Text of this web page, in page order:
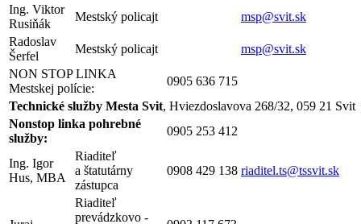
Ing. Viktor
Rusiňák
Mestský policajt
msp@svit.sk
Radoslav
Šerfel
Mestský policajt
msp@svit.sk
NON STOP LINKA
Mestskej polície:
0905 636 715
Technické služby Mesta Svit, Hviezdoslavova 268/32, 059 21 Svit
Nonstop linka pohrebné
služby:
0905 253 412
Ing. Igor
Hus, MBA
Riaditeľ
a štatutárny
zástupca
0908 429 138 riaditel.ts@tssvit.sk
Riaditeľ
prevádzkovo -